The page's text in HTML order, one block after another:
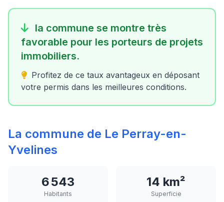
la commune se montre très
favorable pour les porteurs de projets
immobiliers.
Profitez de ce taux avantageux en déposant
votre permis dans les meilleures conditions.
La commune de Le Perray-en-
Yvelines
6 543
Habitants
14 km²
Superficie